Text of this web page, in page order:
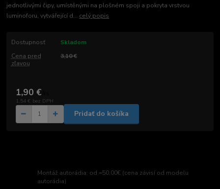
jednotlivými čipy, umístěnými na plošném spoji a pokryta vrstvou
luminoforu, vytvářející d... celý popis
Dostupnosť
Skladom
Cena pred
zľavou
3,10 €
1,90 €
1,54 € bez DPH
Pridať do košíka
Montáž autorádia: od =50,00€ (cena závisí od modelu
autorádia)